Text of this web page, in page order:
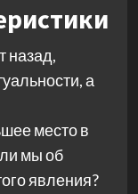
назад,
а
место в
мы об
явления?